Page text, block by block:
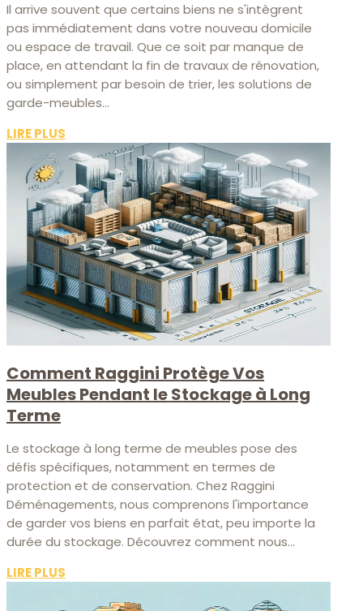
Il arrive souvent que certains biens ne s'intègrent
pas immédiatement dans votre nouveau domicile
ou espace de travail. Que ce soit par manque de
place, en attendant la fin de travaux de rénovation,
ou simplement par besoin de trier, les solutions de
garde-meubles...
LIRE PLUS
Comment Raggini Protège Vos
Meubles Pendant le Stockage à Long
Terme
Le stockage à long terme de meubles pose des
défis spécifiques, notamment en termes de
protection et de conservation. Chez Raggini
Déménagements, nous comprenons l'importance
de garder vos biens en parfait état, peu importe la
durée du stockage. Découvrez comment nous...
LIRE PLUS